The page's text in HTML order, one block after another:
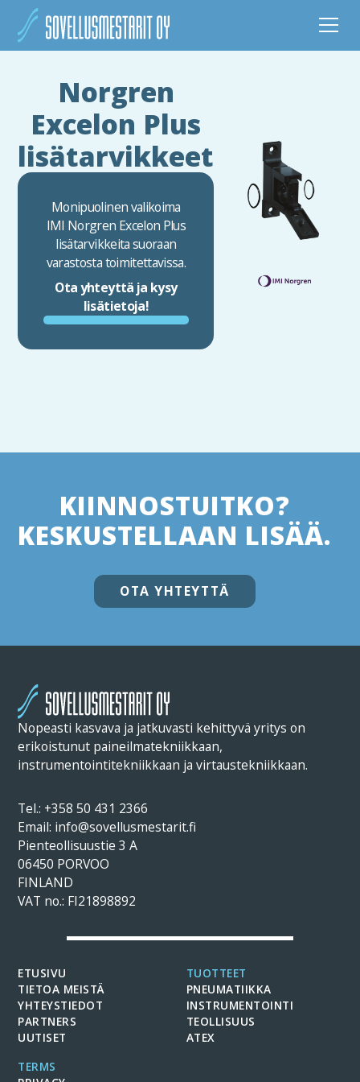
Norgren
Excelon Plus
lisätarvikkeet
Monipuolinen valikoima
IMI Norgren Excelon Plus
lisätarvikkeita suoraan
varastosta toimitettavissa.
Ota yhteyttä ja kysy
lisätietoja!
KIINNOSTUITKO?
KESKUSTELLAAN LISÄÄ.
OTA YHTEYTTÄ
Nopeasti kasvava ja jatkuvasti kehittyvä yritys on
erikoistunut paineilmatekniikkaan,
instrumentointitekniikkaan ja virtaustekniikkaan.
Tel.: +358 50 431 2366
Email: info@sovellusmestarit.fi
Pienteollisuustie 3 A
06450 PORVOO
FINLAND
VAT no.: FI21898892
ETUSIVU
TIETOA MEISTÄ
YHTEYSTIEDOT
PARTNERS
UUTISET
TUOTTEET
PNEUMATIIKKA
INSTRUMENTOINTI
TEOLLISUUS
ATEX
TERMS